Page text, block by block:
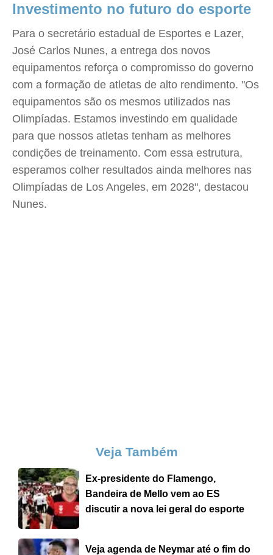
Investimento no futuro do esporte
Para o secretário estadual de Esportes e Lazer,
José Carlos Nunes, a entrega dos novos
equipamentos reforça o compromisso do governo
com a formação de atletas de alto rendimento. "Os
equipamentos são os mesmos utilizados nas
Olimpíadas. Estamos investindo em qualidade
para que nossos atletas tenham as melhores
condições de treinamento. Com essa estrutura,
esperamos colher resultados ainda melhores nas
Olimpíadas de Los Angeles, em 2028", destacou
Nunes.
Veja Também
Ex-presidente do Flamengo,
Bandeira de Mello vem ao ES
discutir a nova lei geral do esporte
Veja agenda de Neymar até o fim do